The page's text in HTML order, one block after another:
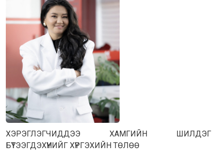
ХЭРЭГЛЭГЧИДДЭЭ ХАМГИЙН ШИЛДЭГ
БҮТЭЭГДЭХҮҮНИЙГ ХҮРГЭХИЙН ТӨЛӨӨ